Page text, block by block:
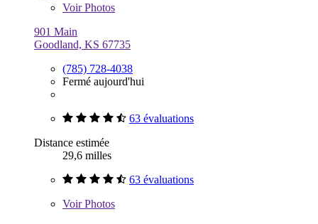
VoirPhotos
901 Main
Goodland, KS 67735
(785) 728-4038
Fermé aujourd'hui
63 évaluations
Distance estimée
29,6 milles
63 évaluations
VoirPhotos